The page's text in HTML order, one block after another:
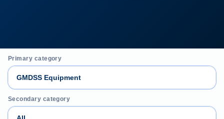
Primary category
Secondary category